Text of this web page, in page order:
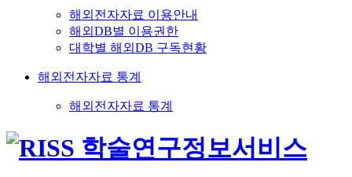
해외전자자료 이용안내
해외DB별 이용권한
대학별 해외DB 구독현황
해외전자자료 통계
해외전자자료 통계